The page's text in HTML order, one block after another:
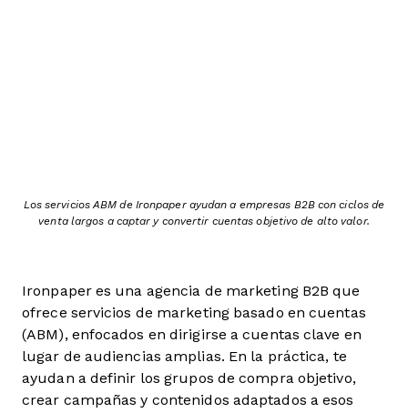
Los servicios ABM de Ironpaper ayudan a empresas B2B con ciclos de
venta largos a captar y convertir cuentas objetivo de alto valor.
Ironpaper es una agencia de marketing B2B que
ofrece servicios de marketing basado en cuentas
(ABM), enfocados en dirigirse a cuentas clave en
lugar de audiencias amplias. En la práctica, te
ayudan a definir los grupos de compra objetivo,
crear campañas y contenidos adaptados a esos